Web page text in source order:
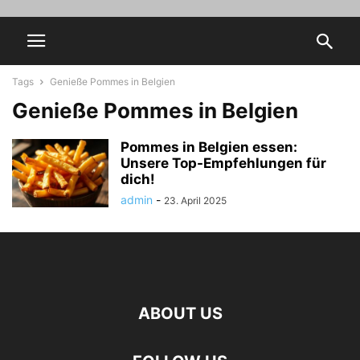
Tags Genieße Pommes in Belgien
Genieße Pommes in Belgien
Pommes in Belgien essen:
Unsere Top-Empfehlungen für
dich!
admin - 23. April 2025
ABOUT US